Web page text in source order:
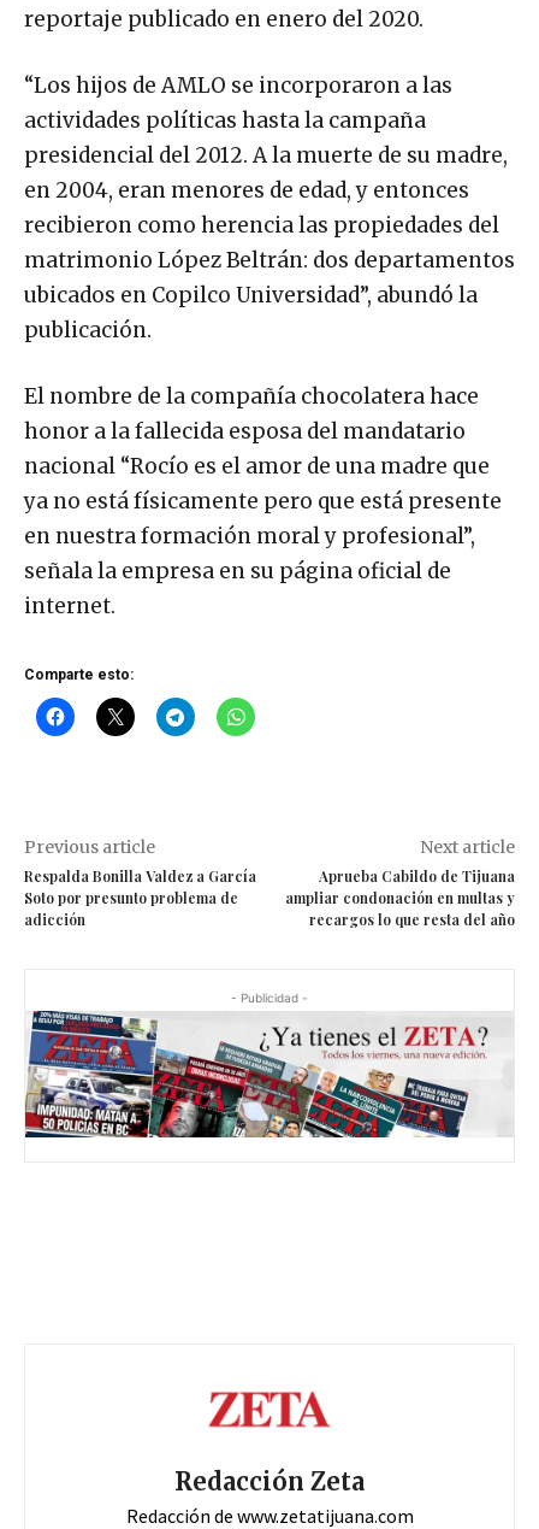
reportaje publicado en enero del 2020.
“Los hijos de AMLO se incorporaron a las
actividades políticas hasta la campaña
presidencial del 2012. A la muerte de su madre,
en 2004, eran menores de edad, y entonces
recibieron como herencia las propiedades del
matrimonio López Beltrán: dos departamentos
ubicados en Copilco Universidad”, abundó la
publicación.
El nombre de la compañía chocolatera hace
honor a la fallecida esposa del mandatario
nacional “Rocío es el amor de una madre que
ya no está físicamente pero que está presente
en nuestra formación moral y profesional”,
señala la empresa en su página oficial de
internet.
Comparte esto:
Previous article
Respalda Bonilla Valdez a García
Soto por presunto problema de
adicción
Next article
Aprueba Cabildo de Tijuana
ampliar condonación en multas y
recargos lo que resta del año
- Publicidad -
Redacción Zeta
Redacción de www.zetatijuana.com